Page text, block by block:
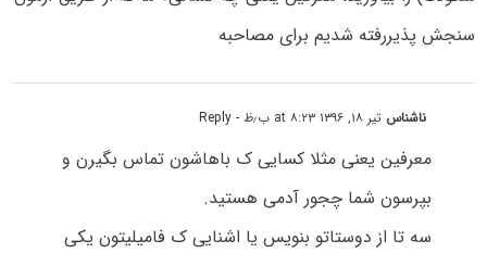
سنجش پذیررفته شدیم برای مصاحبه
ناشناس تیر ۱۸, ۱۳۹۶ at ۸:۲۳ ب٫ظ - Reply
معرفین یعنی مثلا کسایی ک باهاشون تماس بگیرن و
بپرسون شما چجور آدمی هستید.
سه تا از دوستاتو بنویس یا اشنایی ک فامیلیتون یکی